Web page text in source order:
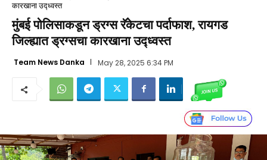
कारखाना उद्ध्वस्त
मुंबई पोलिसाकडून ड्रग्स रॅकेटचा पर्दाफाश, रायगड
जिल्ह्यात ड्रग्सचा कारखाना उद्ध्वस्त
Team News Danka May 28, 2025 6:34 PM